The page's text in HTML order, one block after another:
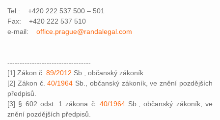
Tel.: +420 222 537 500 – 501
Fax: +420 222 537 510
e-mail: office.prague@randalegal.com
----------------------------------
[1] Zákon č. 89/2012 Sb., občanský zákoník.
[2] Zákon č.40/1964 Sb., občanský zákoník, ve znění pozdějších
předpisů.
[3] § 602 odst. 1 zákona č. 40/1964Sb., občanský zákoník, ve
znění pozdějších předpisů.